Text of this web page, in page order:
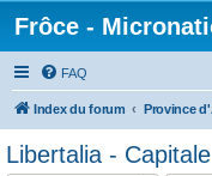
Frôce -
FAQ
Index du forum Province
Libertalia - Capitale